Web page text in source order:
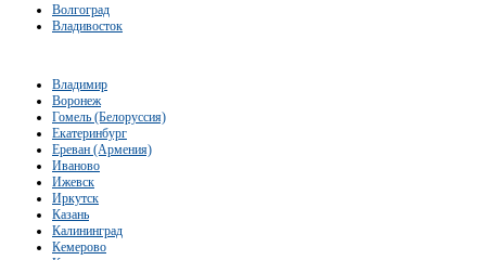
Волгоград
Владивосток
Владимир
Воронеж
Гомель (Белоруссия)
Екатеринбург
Ереван (Армения)
Иваново
Ижевск
Иркутск
Казань
Калининград
Кемерово